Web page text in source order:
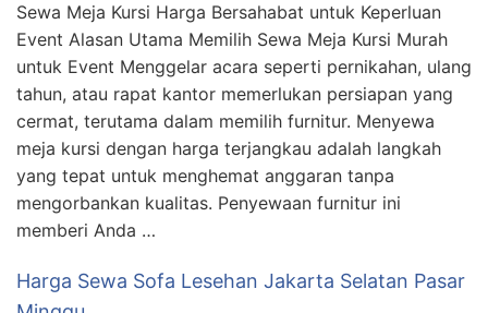
Sewa Meja Kursi Harga Bersahabat untuk Keperluan
Event Alasan Utama Memilih Sewa Meja Kursi Murah
untuk Event Menggelar acara seperti pernikahan, ulang
tahun, atau rapat kantor memerlukan persiapan yang
cermat, terutama dalam memilih furnitur. Menyewa
meja kursi dengan harga terjangkau adalah langkah
yang tepat untuk menghemat anggaran tanpa
mengorbankan kualitas. Penyewaan furnitur ini
memberi Anda …
Harga Sewa Sofa Lesehan Jakarta Selatan Pasar